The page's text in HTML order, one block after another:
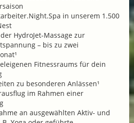
in unserem 1.500
HydroJet-Massage zur
– bis zu zwei
Fitnessraums für dein
zu besonderen Anlässen¹
im Rahmen einer
an ausgewählten Aktiv- und